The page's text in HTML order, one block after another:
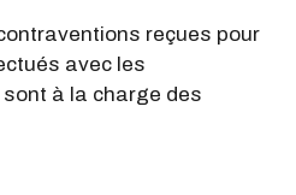
reçues pour
avec les
à la charge des